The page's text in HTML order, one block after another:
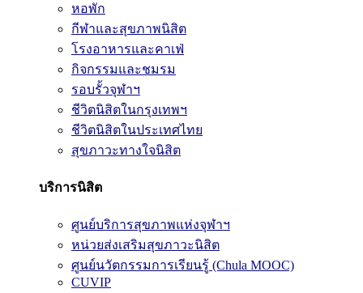
หอพัก
กีฬาและสุขภาพนิสิต
โรงอาหารและคาเฟ่
กิจกรรมและชมรม
รอบรั้วจุฬาฯ
ชีวิตนิสิตในกรุงเทพฯ
ชีวิตนิสิตในประเทศไทย
สุขภาวะทางใจนิสิต
บริการนิสิต
ศูนย์บริการสุขภาพแห่งจุฬาฯ
หน่วยส่งเสริมสุขภาวะนิสิต
ศูนย์นวัตกรรมการเรียนรู้ (Chula MOOC)
CUVIP